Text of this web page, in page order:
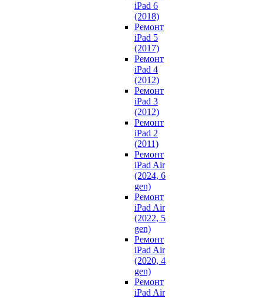
iPad 6
(2018)
Ремонт
iPad 5
(2017)
Ремонт
iPad 4
(2012)
Ремонт
iPad 3
(2012)
Ремонт
iPad 2
(2011)
Ремонт
iPad Air
(2024, 6
gen)
Ремонт
iPad Air
(2022, 5
gen)
Ремонт
iPad Air
(2020, 4
gen)
Ремонт
iPad Air